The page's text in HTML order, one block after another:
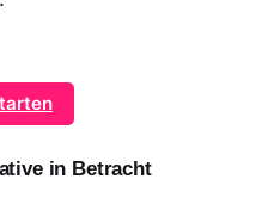
in Betracht